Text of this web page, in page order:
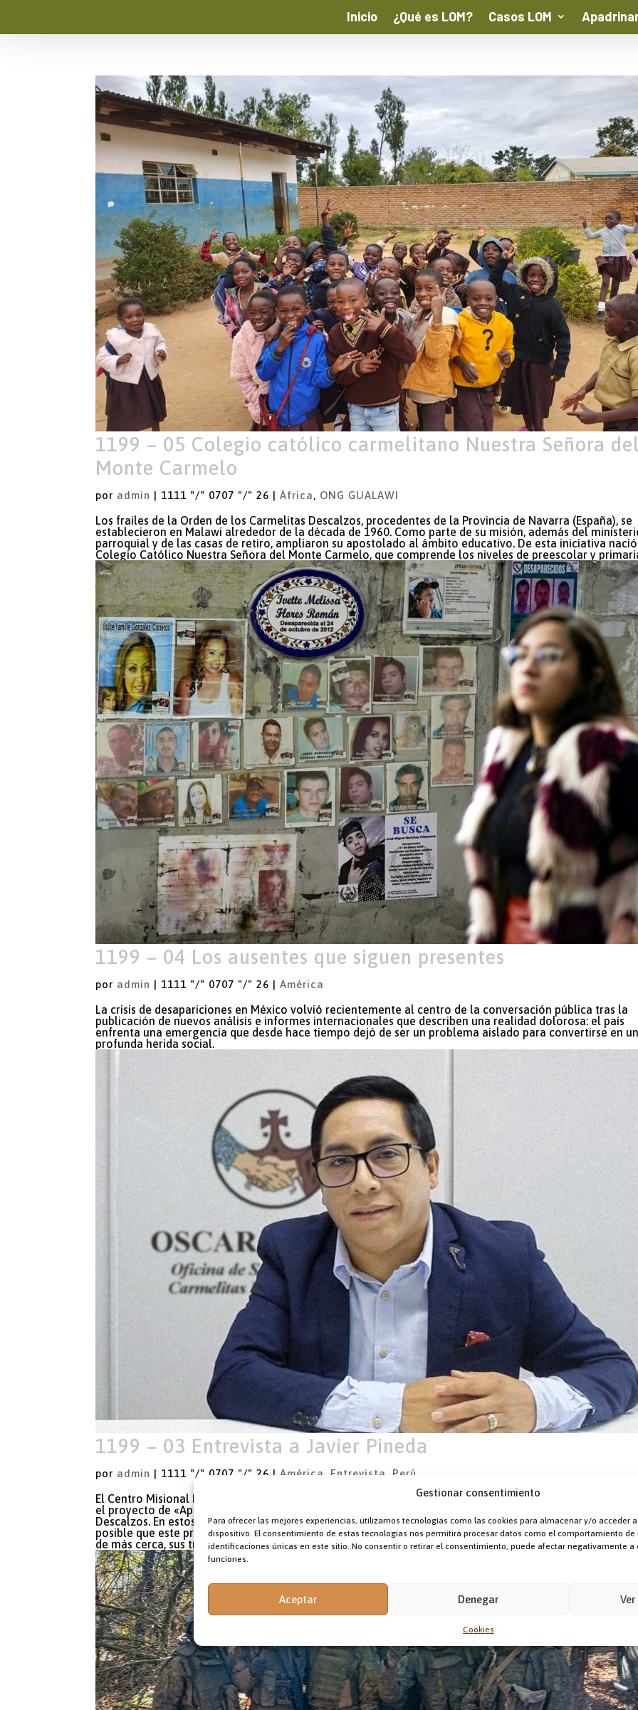
Gestionar consentimiento
Para ofrecer las mejores experiencias, utilizamos tecnologías como las cookies para almacenar y/o acceder
dispositivo. El consentimiento de estas tecnologías nos permitirá procesar datos como el comportamiento de
identificaciones únicas en este sitio. No consentir o retirar el consentimiento, puede afectar negativamente a
funciones.
Aceptar Denegar
Cookies
Inicio ¿Qué es LOM? Casos LOM
1199 – 05 Colegio católico carmelitano Nuestra Señora
Monte Carmelo
por admin | 1111 "/" 0707 "/" 26 |África, ONG GUALAWI
Los frailes de la Orden de los Carmelitas Descalzos, procedentes de la Provincia de Navarra (España), se
establecieron en Malawi alrededor de la década de 1960. Como parte de su misión, además del
parroquial y de las casas de retiro, ampliaron su apostolado al ámbito educativo. De esta iniciativa
Colegio Católico Nuestra Señora del Monte Carmelo, que comprende los niveles de preescolar y
1199 – 04 Los ausentes que siguen presentes
por admin | 1111 "/" 0707 "/" 26 |América
La crisis de desapariciones en México volvió recientemente al centro de la conversación pública tras la
publicación de nuevos análisis e informes internacionales que describen una realidad dolorosa: el país
enfrenta una emergencia que desde hace tiempo dejó de ser un problema aislado para convertirse en
profunda herida social.
1199 – 03 Entrevista a Javier Pineda
por admin | 1111 "/" 0707 "/" 26 | América Entrevista Perú
El Centro Misional La Obra Máxima (LOM) lleva años colaborando con la ONG carmelitana Oscar de
el proyecto de «Apadrinamientos Familiares». Este proyecto nació en el seno de la Orden de los
Descalzos. En estos momentos, cuenta con un número importante de trabajadores y voluntarios que
posible que este proyecto siga adelante. Nos acercamos a la sede principal de esta institución para
de más cerca, sus trabajos de mano de Javier Pineda.